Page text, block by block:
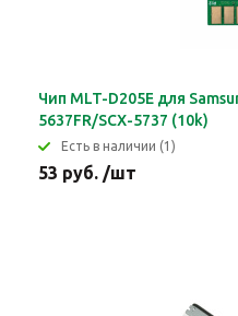
Чип MLT-D205E для
5637FR/SCX-5737 (10k)
Eсть в наличии (1)
53 руб. /шт